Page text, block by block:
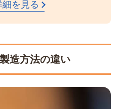
を見る
造方法の違い